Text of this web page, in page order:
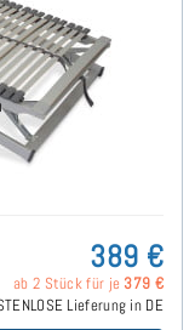
389 €
ab 2 Stück für je 379 €
Lieferung in DE